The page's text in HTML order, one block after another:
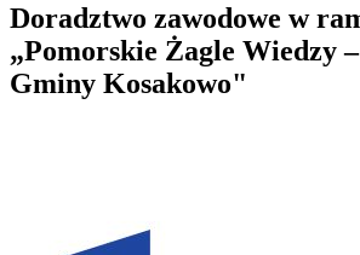
Doradztwo zawodowe w
„Pomorskie Żagle Wiedzy
Gminy Kosakowo"